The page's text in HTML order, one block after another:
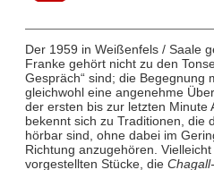
Der 1959 in Weißenfels / Saale
Franke gehört nicht zu den
Gespräch“ sind; die Begegnung
gleichwohl eine angenehme
der ersten bis zur letzten Minute
bekennt sich zu Traditionen, die
hörbar sind, ohne dabei im
Richtung anzugehören.
vorgestellten Stücke, die